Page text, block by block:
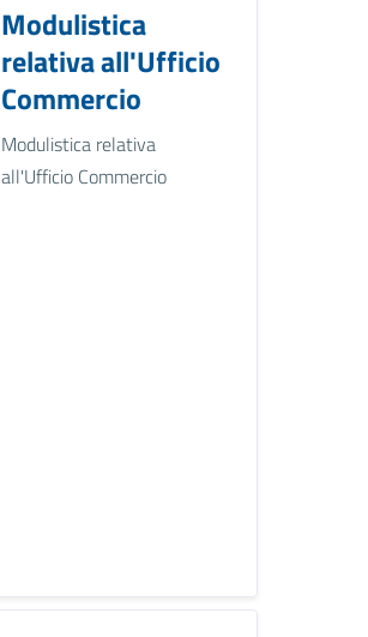
Modulistica
relativa all'Ufficio
Commercio
Modulistica relativa
all'Ufficio Commercio